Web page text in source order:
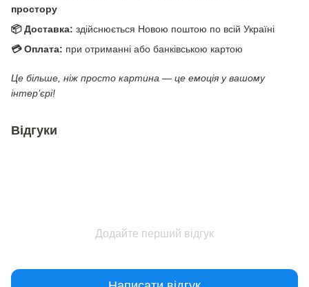
простору
📦 Доставка: здійснюється Новою поштою по всій Україні
💳 Оплата: при отриманні або банківською картою
Це більше, ніж просто картина — це емоція у вашому
інтер’єрі!
Відгуки
Додайте перший відгук